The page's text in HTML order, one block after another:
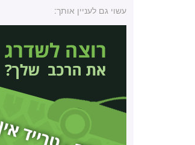
עשוי גם לעניין אותך: